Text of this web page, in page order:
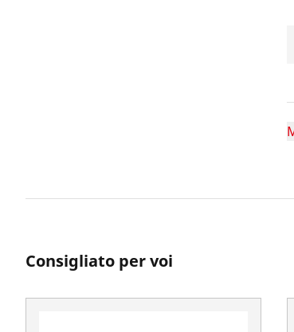
Consigliato per voi